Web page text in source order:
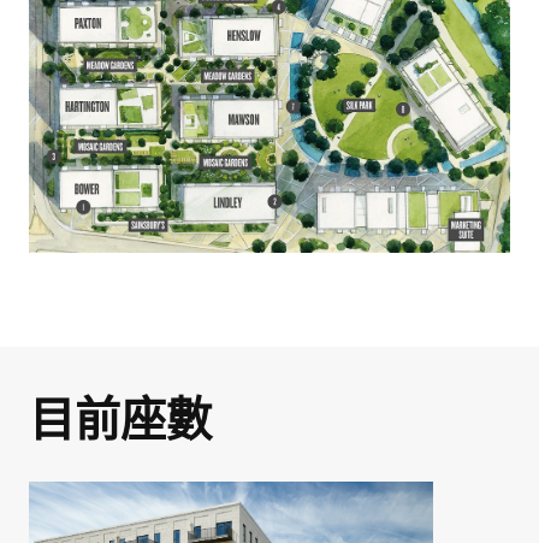
伯克利集團作品集
屢獲殊榮的開發項目指
南
正在考慮購買新房或投資房地產，我們希
一步了解我們不同的發展項目。
請填寫資料以下載 Bekerley Portfolio
我們的專業團隊提供全方位諮詢服務，確
們，讓我們一同了解你夢寐以求的房地
產！
目前座數
室內設計
即將完成下載程序!